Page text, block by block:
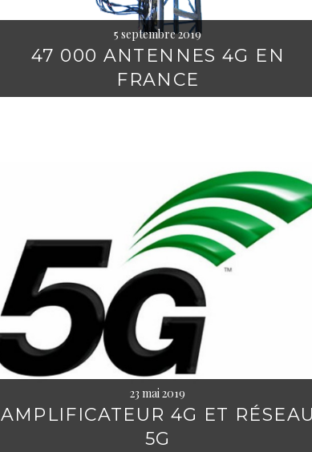
5 septembre 2019
47 000 ANTENNES 4G EN
FRANCE
23 mai 2019
AMPLIFICATEUR 4G ET RÉSEAU
5G